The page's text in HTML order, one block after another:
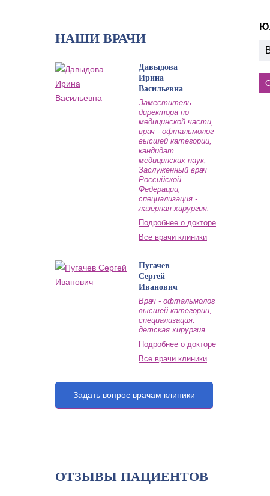
НАШИ ВРАЧИ
Давыдова
Ирина
Васильевна
Заместитель
директора по
медицинской части,
врач - офтальмолог
высшей категории,
кандидат
медицинских наук;
Заслуженный врач
Российской
Федерации;
специализация -
лазерная хирургия.
Подробнее о докторе
Все врачи клиники
Пугачев
Сергей
Иванович
Врач - офтальмолог
высшей категории,
специализация:
детская хирургия.
Подробнее о докторе
Все врачи клиники
Задать вопрос врачам клиники
ОТЗЫВЫ ПАЦИЕНТОВ